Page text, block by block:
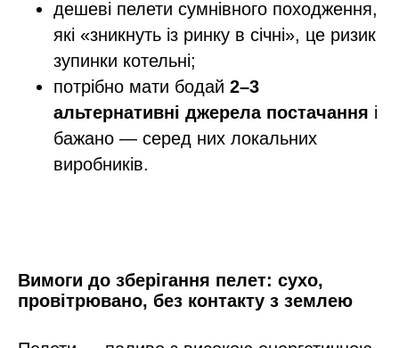
дешеві пелети сумнівного походження,
які «зникнуть із ринку в січні», це ризик
зупинки котельні;
потрібно мати бодай 2–3
альтернативні джерела постачання і
бажано — серед них локальних
виробників.​
Вимоги до зберігання пелет: сухо,
провітрювано, без контакту з землею